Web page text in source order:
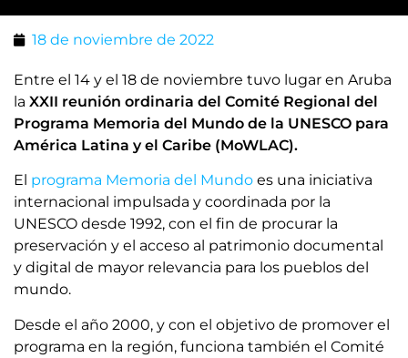
18 de noviembre de 2022
Entre el 14 y el 18 de noviembre tuvo lugar en Aruba
la XXII reunión ordinaria del Comité Regional del
Programa Memoria del Mundo de la UNESCO para
América Latina y el Caribe (MoWLAC).
El programa Memoria del Mundo es una iniciativa
internacional impulsada y coordinada por la
UNESCO desde 1992, con el fin de procurar la
preservación y el acceso al patrimonio documental
y digital de mayor relevancia para los pueblos del
mundo.
Desde el año 2000, y con el objetivo de promover el
programa en la región, funciona también el Comité